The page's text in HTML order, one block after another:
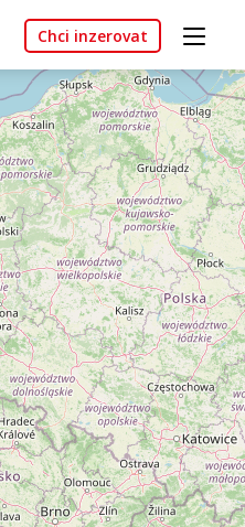
Chci inzerovat